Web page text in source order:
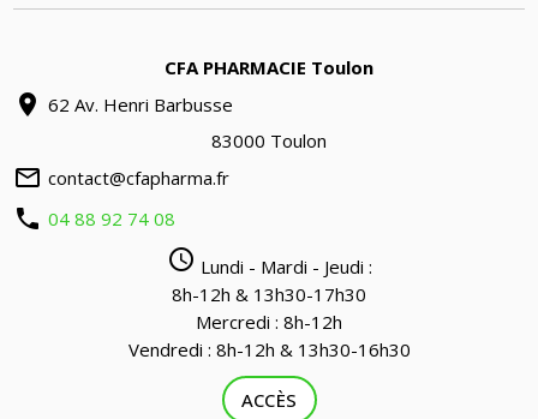
CFA PHARMACIE Toulon
location_on 62 Av. Henri Barbusse
83000 Toulon
mail_outline contact@cfapharma.fr
phone 04 88 92 74 08
query_builder Lundi - Mardi - Jeudi :
8h-12h & 13h30-17h30
Mercredi : 8h-12h
Vendredi : 8h-12h & 13h30-16h30
ACCÈS